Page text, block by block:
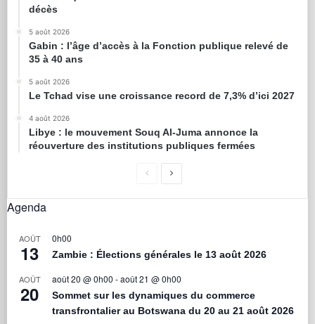
décès
5 août 2026
Gabin : l’âge d’accès à la Fonction publique relevé de
35 à 40 ans
5 août 2026
Le Tchad vise une croissance record de 7,3% d’ici 2027
4 août 2026
Libye : le mouvement Souq Al-Juma annonce la
réouverture des institutions publiques fermées
Agenda
AOÛT
13
0h00
Zambie : Élections générales le 13 août 2026
AOÛT
20
août 20 @ 0h00 -août 21 @ 0h00
Sommet sur les dynamiques du commerce
transfrontalier au Botswana du 20 au 21 août 2026